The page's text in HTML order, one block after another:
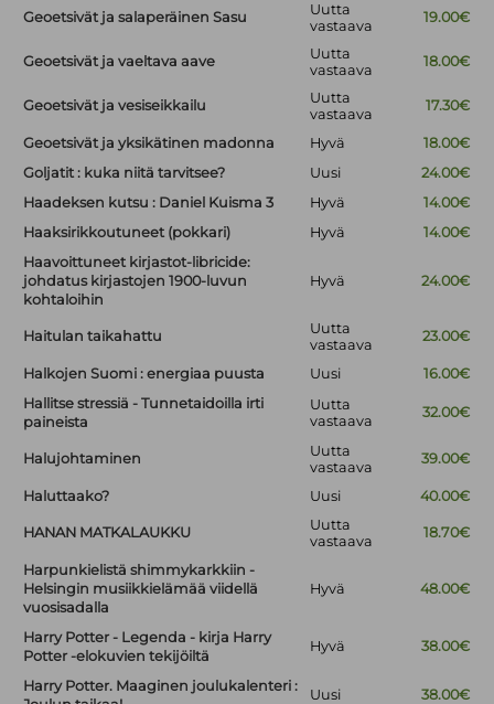
Geoetsivät ja salaperäinen Sasu
Uutta
vastaava
19.00€
Geoetsivät ja vaeltava aave
Uutta
vastaava
18.00€
Geoetsivät ja vesiseikkailu
Uutta
vastaava
17.30€
Geoetsivät ja yksikätinen madonna Hyvä
18.00€
Goljatit : kuka niitä tarvitsee?
Uusi
24.00€
Haadeksen kutsu : Daniel Kuisma 3
Hyvä
14.00€
Haaksirikkoutuneet (pokkari)
Hyvä
14.00€
Haavoittuneet kirjastot-libricide:
johdatus kirjastojen 1900-luvun
kohtaloihin
Hyvä 24.00€
Haitulan taikahattu
Uutta
vastaava
23.00€
Halkojen Suomi : energiaa puusta Uusi
16.00€
Hallitse stressiä - Tunnetaidoilla irti
paineista
Uutta
vastaava
32.00€
Halujohtaminen
Uutta
vastaava
39.00€
Haluttaako? Uusi 40.00€
HANAN MATKALAUKKU
Uutta
vastaava
18.70€
Harpunkielistä shimmykarkkiin -
Helsingin musiikkielämää viidellä
vuosisadalla
Hyvä 48.00€
Harry Potter - Legenda - kirja Harry
Potter -elokuvien tekijöiltä
Hyvä 38.00€
Harry Potter. Maaginen joulukalenteri :
Uusi 38.00€